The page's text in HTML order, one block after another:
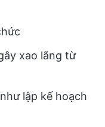
xao lãng từ
lập kế hoạch